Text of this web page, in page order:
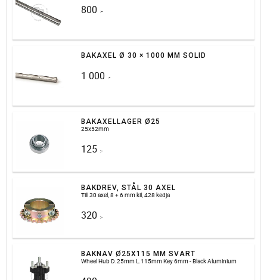
800 :-
BAKAXEL Ø 30 × 1000 MM SOLID
1 000 :-
BAKAXELLAGER Ø25
25x52mm
125 :-
BAKDREV, STÅL 30 AXEL
Till 30 axel, 8 + 6 mm kil, 428 kedja
320 :-
BAKNAV Ø25X115 MM SVART
Wheel Hub D.25mm L.115mm Key 6mm - Black Aluminium